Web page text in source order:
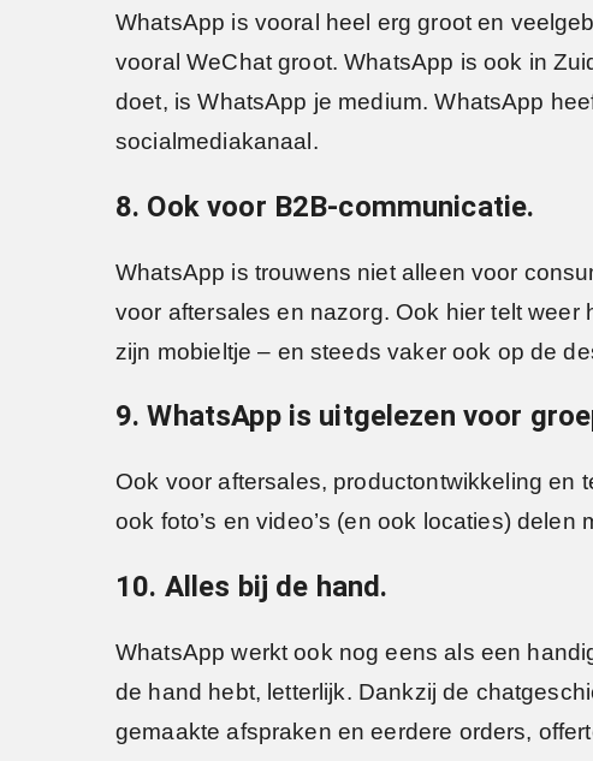
WhatsApp is vooral heel erg groot en
vooral WeChat groot. WhatsApp is ook in
doet, is WhatsApp je medium. WhatsApp
socialmediakanaal.
8. Ook voor B2B-communicatie.
WhatsApp is trouwens niet alleen voor
voor aftersales en nazorg. Ook hier telt
zijn mobieltje – en steeds vaker ook op de
9. WhatsApp is uitgelezen voor
Ook voor aftersales, productontwikkeling en
ook foto’s en video’s (en ook locaties) delen
10. Alles bij de hand.
WhatsApp werkt ook nog eens als een
de hand hebt, letterlijk. Dankzij de
gemaakte afspraken en eerdere orders,